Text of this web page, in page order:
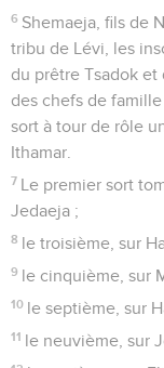
6 Shemaeja, fils de
tribu de Lévi, les
du prêtre Tsadok et
des chefs de
sort à tour de rôle
Ithamar.
7 Le premier sort
Jedaeja ;
8 le troisième, sur
9 le cinquième, sur
10 le septième, sur
11 le neuvième, sur